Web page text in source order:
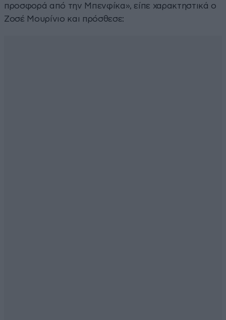
προσφορά από την Μπενφίκα», είπε χαρακτηστικά ο
Ζοσέ Μουρίνιο και πρόσθεσε: